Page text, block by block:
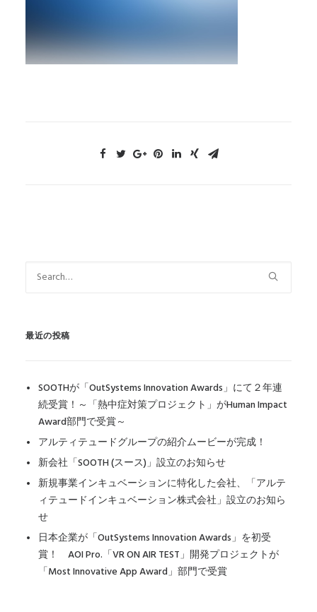
最近の投稿
SOOTHが「OutSystems Innovation Awards」にて２年連
続受賞！～「熱中症対策プロジェクト」がHuman Impact
Award部門で受賞～
アルティテュードグループの紹介ムービーが完成！
新会社「SOOTH (スース)」設立のお知らせ
新規事業インキュベーションに特化した会社、「アルテ
ィテュードインキュベーション株式会社」設立のお知ら
せ
日本企業が「OutSystems Innovation Awards」を初受
賞！ AOI Pro.「VR ON AIR TEST」開発プロジェクトが
「Most Innovative App Award」部門で受賞